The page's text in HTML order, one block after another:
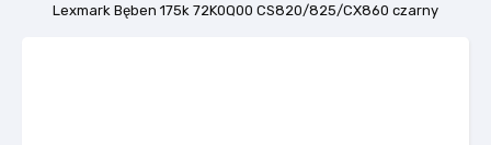
Lexmark Bęben 175k 72K0Q00 CS820/825/CX860 czarny